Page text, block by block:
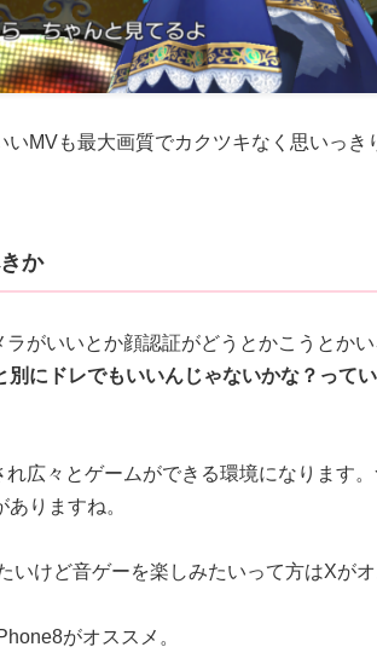
MVも最大画質でカクツキなく思いっき
か
がいいとか顔認証がどうとかこうとかい
にドレでもいいんじゃないかな？って
広々とゲームができる環境になります
りますね。
けど音ゲーを楽しみたいって方はXがオ
がオススメ。